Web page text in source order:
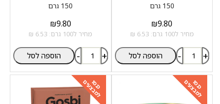
150 גרם
₪9.80
מחיר ל100 גרם: 6.53 ₪
- + הוספה לסל
150 גרם
₪9.80
מחיר ל100 גרם: 6.53 ₪
- + הוספה לסל
כנסו
למבצעים כנסו
למבצעים